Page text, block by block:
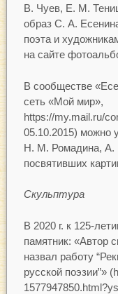
В. Чуев, Е. М.
образ С. А.
поэта и
на сайте
В сообществе
сеть «Мой мир»,
https://my.mail.ru/
05.10.2015) можно
Н. М. Ромадина, А.
посвятивших
Скульптура
В 2020 г. к 125-
памятник: «Автор
назвал работу
русской поэзии”»